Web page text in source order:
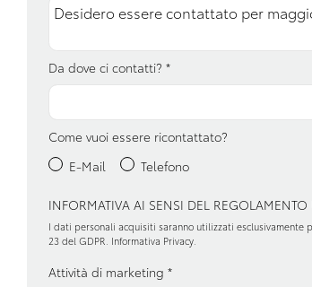
Da dove ci contatti? *
Come vuoi essere ricontattato?
E-Mail
Telefono
INFORMATIVA AI SENSI DEL
I dati personali acquisiti saranno utilizzati
23 del GDPR. Informativa Privacy
Attività di marketing *